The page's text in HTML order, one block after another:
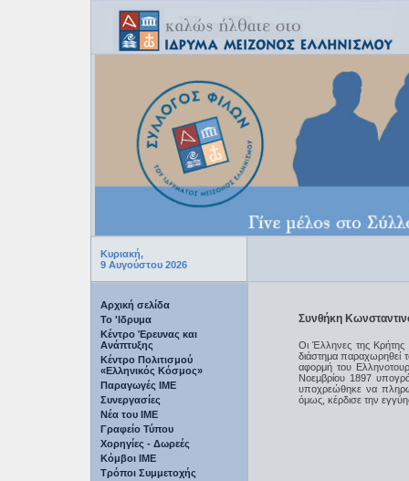
Κυριακή,
9 Αυγούστου 2026
Αρχική σελίδα
Το 'Ιδρυμα
Κέντρο Έρευνας και
Ανάπτυξης
Κέντρο Πολιτισμού
«Ελληνικός Κόσμος»
Παραγωγές IME
Συνεργασίες
Νέα του ΙΜΕ
Γραφείο Τύπου
Χορηγίες - Δωρεές
Κόμβοι ΙΜΕ
Τρόποι Συμμετοχής
Συνθήκη
Οι Έλληνες της Κρήτης
διάστημα παραχωρηθεί
αφορμή του
Νοεμβρίου 1897
υποχρεώθηκε να
όμως, κέρδισε την